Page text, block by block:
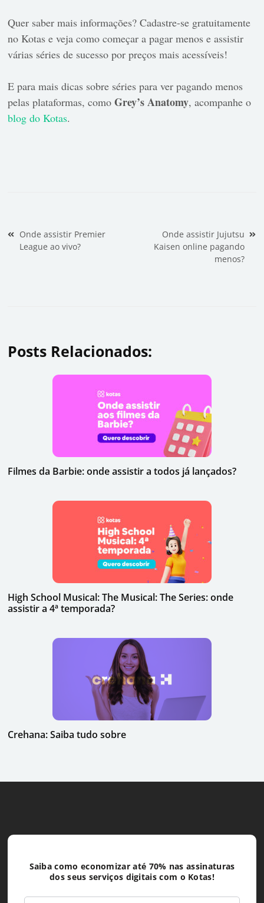
Quer saber mais informações? Cadastre-se gratuitamente
no Kotas e veja como começar a pagar menos e assistir
várias séries de sucesso por preços mais acessíveis!
E para mais dicas sobre séries para ver pagando menos
pelas plataformas, comoGrey’s Anatomy, acompanhe o
blog do Kotas.
Navegação de Post
Onde assistir Premier
League ao vivo?
Onde assistir Jujutsu
Kaisen online pagando
menos?
Posts Relacionados:
Filmes da Barbie: onde assistir a todos já lançados?
High School Musical: The Musical: The Series: onde
assistir a 4ª temporada?
Crehana: Saiba tudo sobre
Saiba como economizar até 70% nas assinaturas
dos seus serviços digitais com o Kotas!